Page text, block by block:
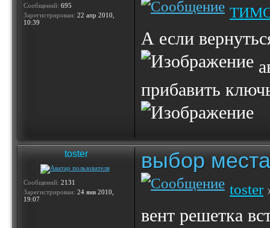
Сообщений: 695
Зарегистрирован: 22 апр 2010,
10:39
А если
прибавить
toster
Сообщений: 2131
Зарегистрирован: 24 янв 2010,
19:07
выбор
toster
вент решетка